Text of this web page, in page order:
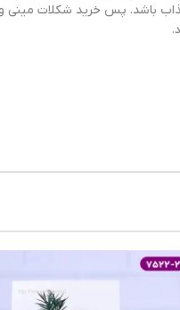
باشد. پس خرید شکلات مینی